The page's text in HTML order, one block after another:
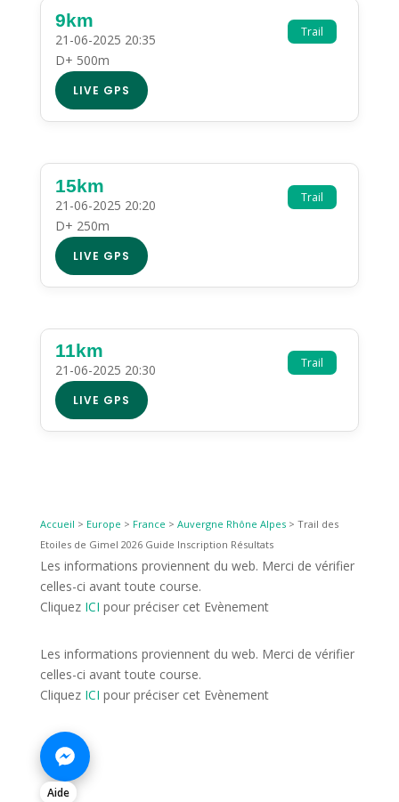
Trail
9km
21-06-2025 20:35
D+ 500m
LIVE GPS
Trail
15km
21-06-2025 20:20
D+ 250m
LIVE GPS
Trail
11km
21-06-2025 20:30
LIVE GPS
Accueil > Europe > France > Auvergne Rhône Alpes> Trail des
Etoiles de Gimel 2026 Guide Inscription Résultats
Les informations proviennent du web. Merci de vérifier
celles-ci avant toute course.
Cliquez ICI pour préciser cet Evènement
Les informations proviennent du web. Merci de vérifier
celles-ci avant toute course.
Cliquez ICI pour préciser cet Evènement
Aide